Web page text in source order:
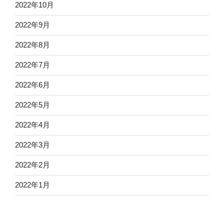
2022年10月
2022年9月
2022年8月
2022年7月
2022年6月
2022年5月
2022年4月
2022年3月
2022年2月
2022年1月